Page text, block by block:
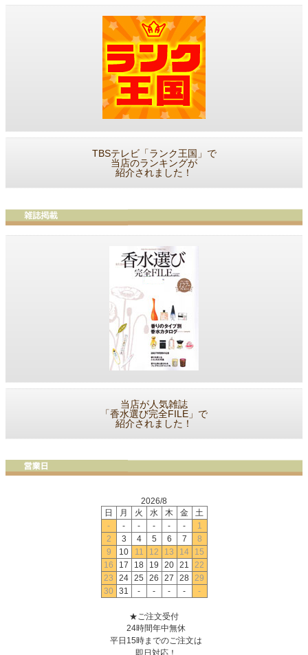
TBSテレビ「ランク王国」で
当店のランキングが
紹介されました！
当店が人気雑誌
「香水選び完全FILE」で
紹介されました！
2026/8
日
月 火 水 木 金
土
-
- - - - -
1
2
3 4 5 6 7
8
9
10 11 12 13 14
15
16
17 18 19 20 21
22
23
24 25 26 27 28 29
30
31 - - - - -
★ご注文受付
24時間年中無休
平日15時までのご注文は